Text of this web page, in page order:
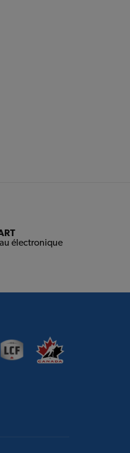
électronique